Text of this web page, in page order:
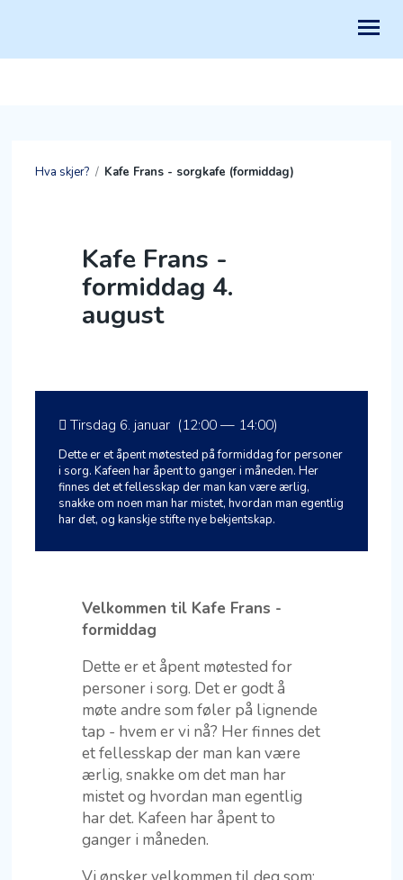
GI EN GAVE
FÅ STØTTE
MIN SIDE
Hva skjer? / Kafe Frans - sorgkafe (formiddag)
Kafe Frans -
formiddag 4.
august
Tirsdag 6. januar (12:00 — 14:00)
Dette er et åpent møtested på formiddag for personer
i sorg. Kafeen har åpent to ganger i måneden. Her
finnes det et fellesskap der man kan være ærlig,
snakke om noen man har mistet, hvordan man egentlig
har det, og kanskje stifte nye bekjentskap.
Velkommen til Kafe Frans -
formiddag
Dette er et åpent møtested for
personer i sorg. Det er godt å
møte andre som føler på lignende
tap - hvem er vi nå? Her finnes det
et fellesskap der man kan være
ærlig, snakke om det man har
mistet og hvordan man egentlig
har det. Kafeen har åpent to
ganger i måneden.